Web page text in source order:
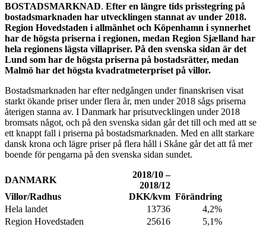
BOSTADSMARKNAD. Efter en längre tids prisstegring på
bostadsmarknaden har utvecklingen stannat av under 2018.
Region Hovedstaden i allmänhet och Köpenhamn i synnerhet
har de högsta priserna i regionen, medan Region Sjælland har
hela regionens lägsta villapriser. På den svenska sidan är det
Lund som har de högsta priserna på bostadsrätter, medan
Malmö har det högsta kvadratmeterpriset på villor.
Bostadsmarknaden har efter nedgången under finanskrisen visat
starkt ökande priser under flera år, men under 2018 sågs priserna
återigen stanna av. I Danmark har prisutvecklingen under 2018
bromsats något, och på den svenska sidan går det till och med att se
ett knappt fall i priserna på bostadsmarknaden. Med en allt starkare
dansk krona och lägre priser på flera håll i Skåne går det att få mer
boende för pengarna på den svenska sidan sundet.
DANMARK
2018/10 –
2018/12
Villor/Radhus
DKK/kvm Förändring
Hela landet
13736
4,2%
Region Hovedstaden
25616
5,1%